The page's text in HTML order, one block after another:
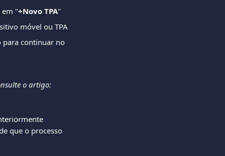
em "+Novo TPA"
móvel ou TPA
para continuar no
o artigo:
que o processo